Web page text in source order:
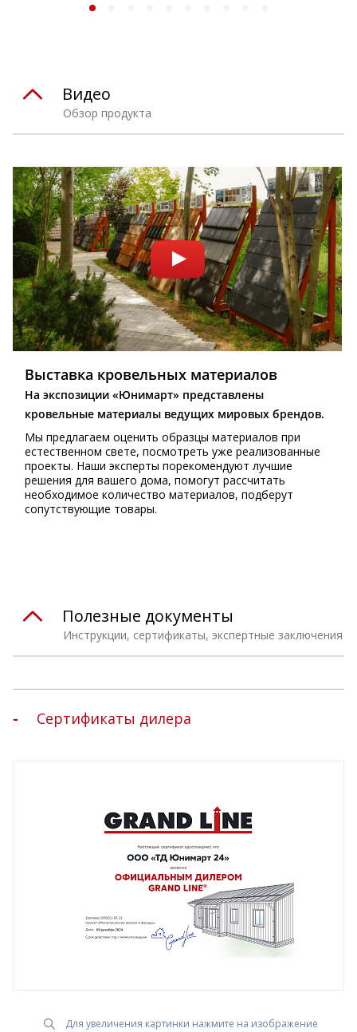
Обзор продукта
Видео
Выставка кровельных материалов
На экспозиции «Юнимарт» представлены
кровельные материалы ведущих мировых брендов.
Мы предлагаем оценить образцы материалов при
естественном свете, посмотреть уже реализованные
проекты. Наши эксперты порекомендуют лучшие
решения для вашего дома, помогут рассчитать
необходимое количество материалов, подберут
сопутствующие товары.
Инструкции, сертификаты, экспертные заключения
Полезные документы
Сертификаты дилера
Для увеличения картинки нажмите на изображение